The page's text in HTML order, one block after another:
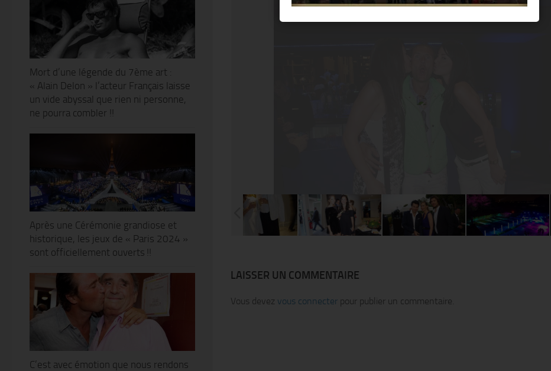
LAISSER UN COMMENTAIRE
Vous devez vous connecter pour publier un commentaire.
Mort d’une légende du 7ème art :
« Alain Delon » l’acteur Français laisse
un vide abyssal que rien ni personne,
ne pourra combler !!
Après une Cérémonie grandiose et
historique, les jeux de « Paris 2024 »
sont officiellement ouverts !!
C’est avec émotion que nous rendons